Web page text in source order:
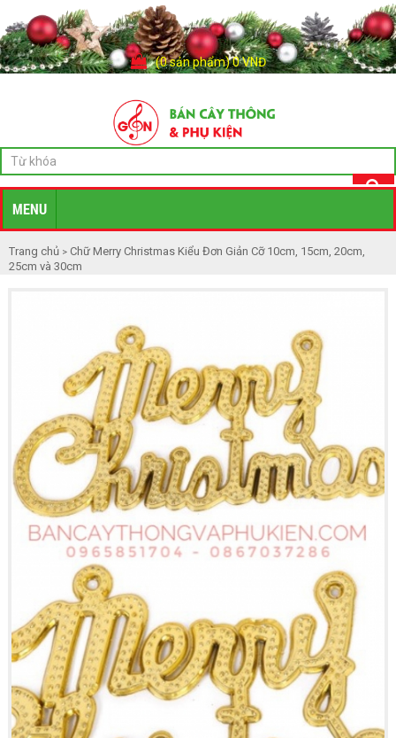
(0 sản phẩm) 0 VNĐ
MENU
Trang chủ > Chữ Merry Christmas Kiểu Đơn Giản Cỡ 10cm, 15cm, 20cm,
25cm và 30cm